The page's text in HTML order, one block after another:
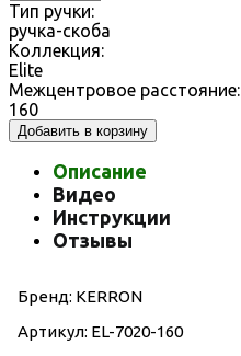
Тип ручки:
ручка-скоба
Коллекция:
Elite
Межцентровое расстояние:
160
Добавить в корзину
Описание
Видео
Инструкции
Отзывы
Бренд: KERRON
Артикул: EL-7020-160